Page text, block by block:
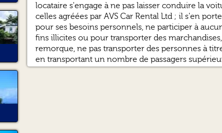
locataire s'engage à ne pas laisser conduire la
celles agréées par AVS Car Rental Ltd ; il s'en
pour ses besoins personnels, ne participer à
fins illicites ou pour transporter des
remorque, ne pas transporter des personnes à
en transportant un nombre de passagers